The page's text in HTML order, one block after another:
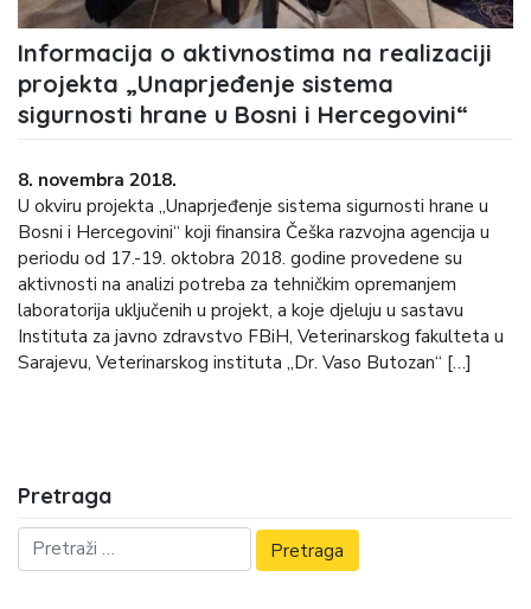
Informacija o aktivnostima na realizaciji
projekta „Unaprjeđenje sistema
sigurnosti hrane u Bosni i Hercegovini“
8. novembra 2018.
U okviru projekta „Unaprjeđenje sistema sigurnosti hrane u
Bosni i Hercegovini“ koji finansira Češka razvojna agencija u
periodu od 17.-19. oktobra 2018. godine provedene su
aktivnosti na analizi potreba za tehničkim opremanjem
laboratorija uključenih u projekt, a koje djeluju u sastavu
Instituta za javno zdravstvo FBiH, Veterinarskog fakulteta u
Sarajevu, Veterinarskog instituta „Dr. Vaso Butozan“ […]
Pretraga